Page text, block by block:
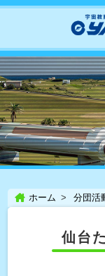
ホーム 分団活
仙台